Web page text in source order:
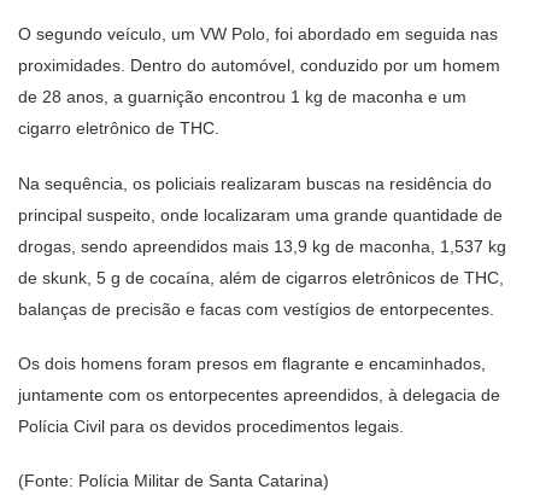
O segundo veículo, um VW Polo, foi abordado em seguida nas
proximidades. Dentro do automóvel, conduzido por um homem
de 28 anos, a guarnição encontrou 1 kg de maconha e um
cigarro eletrônico de THC.
Na sequência, os policiais realizaram buscas na residência do
principal suspeito, onde localizaram uma grande quantidade de
drogas, sendo apreendidos mais 13,9 kg de maconha, 1,537 kg
de skunk, 5 g de cocaína, além de cigarros eletrônicos de THC,
balanças de precisão e facas com vestígios de entorpecentes.
Os dois homens foram presos em flagrante e encaminhados,
juntamente com os entorpecentes apreendidos, à delegacia de
Polícia Civil para os devidos procedimentos legais.
(Fonte: Polícia Militar de Santa Catarina)